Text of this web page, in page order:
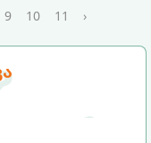
9 10 11 ›